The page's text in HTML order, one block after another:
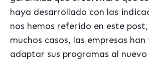
haya desarrollado con las
nos hemos referido en este
muchos casos, las empresas
adaptar sus programas al